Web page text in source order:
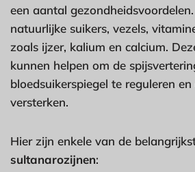
een aantal
natuurlijke suikers, vezels,
zoals ijzer, kalium en calcium.
kunnen helpen om de
bloedsuikerspiegel te reguleren
versterken.
Hier zijn enkele van de
sultanarozijnen: